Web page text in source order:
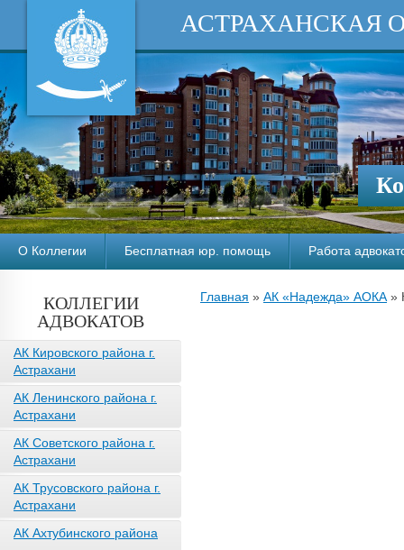
АСТРАХАНСКАЯ
О Коллегии Бесплатная юр. помощь Работа
КОЛЛЕГИИ
АДВОКАТОВ
АК Кировского района г.
Астрахани
АК Ленинского района г.
Астрахани
АК Советского района г.
Астрахани
АК Трусовского района г.
Астрахани
АК Ахтубинского района
Главная » АК «Надежда» АОКА »